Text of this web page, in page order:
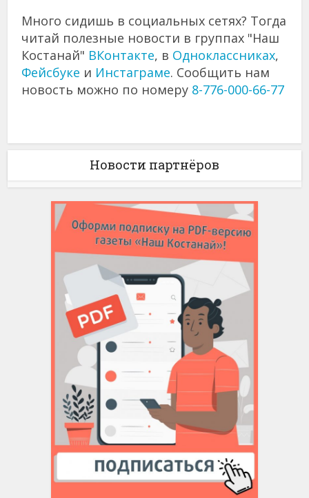
Много сидишь в социальных сетях? Тогда
читай полезные новости в группах "Наш
Костанай" ВКонтакте, в Одноклассниках,
Фейсбуке и Инстаграме. Сообщить нам
новость можно по номеру 8-776-000-66-77
Новости партнёров